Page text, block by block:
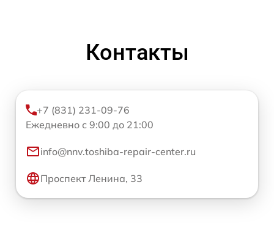
Контакты
+7 (831) 231-09-76
Ежедневно с 9:00 до 21:00
info@nnv.toshiba-repair-center.ru
Проспект Ленина, 33